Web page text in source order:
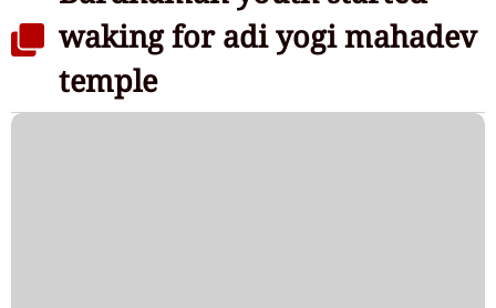
waking for adi yogi mahadev
temple